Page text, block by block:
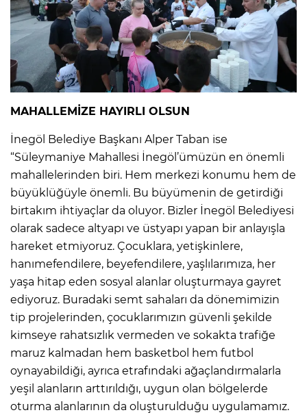
MAHALLEMİZE HAYIRLI OLSUN
İnegöl Belediye Başkanı Alper Taban ise
“Süleymaniye Mahallesi İnegöl’ümüzün en önemli
mahallelerinden biri. Hem merkezi konumu hem de
büyüklüğüyle önemli. Bu büyümenin de getirdiği
birtakım ihtiyaçlar da oluyor. Bizler İnegöl Belediyesi
olarak sadece altyapı ve üstyapı yapan bir anlayışla
hareket etmiyoruz. Çocuklara, yetişkinlere,
hanımefendilere, beyefendilere, yaşlılarımıza, her
yaşa hitap eden sosyal alanlar oluşturmaya gayret
ediyoruz. Buradaki semt sahaları da dönemimizin
tip projelerinden, çocuklarımızın güvenli şekilde
kimseye rahatsızlık vermeden ve sokakta trafiğe
maruz kalmadan hem basketbol hem futbol
oynayabildiği, ayrıca etrafındaki ağaçlandırmalarla
yeşil alanların arttırıldığı, uygun olan bölgelerde
oturma alanlarının da oluşturulduğu uygulamamız.